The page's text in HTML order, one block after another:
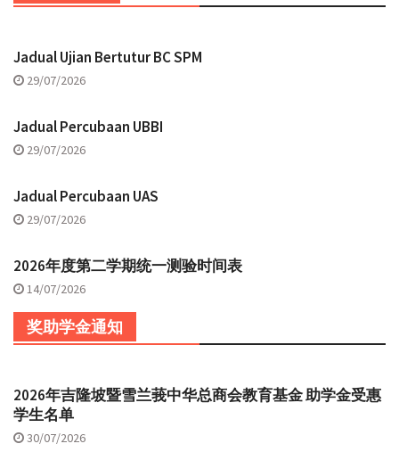
Jadual Ujian Bertutur BC SPM
29/07/2026
Jadual Percubaan UBBI
29/07/2026
Jadual Percubaan UAS
29/07/2026
2026年度第二学期统一测验时间表
14/07/2026
奖助学金通知
2026年吉隆坡暨雪兰莪中华总商会教育基金 助学金受惠
学生名单
30/07/2026